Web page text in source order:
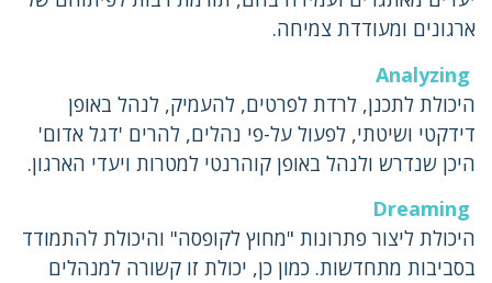
ארגונים ומעודדת צמיחה.
Analyzing
היכולת לתכנן, לרדת לפרטים, להעמיק, לנהל באופן
דידקטי ושיטתי, לפעול על-פי נהלים, להרים 'דגל אדום'
היכן שנדרש ולנהל באופן קוהרנטי למטרות ויעדי הארגון.
Dreaming
היכולת ליצור פתרונות "מחוץ לקופסה" והיכולת להתמודד
בסביבות מתחדשות. כמון כן, יכולת זו קשורה למנהלים